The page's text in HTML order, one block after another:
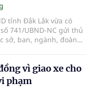
tỉnh Đắk Lắk vừa có
741/UBND-NC gửi thủ
sở, ban, ngành, đoàn
tự, an toàn giao
Nguyên đán Ất Tỵ và
2025.
vì giao xe cho
phạm